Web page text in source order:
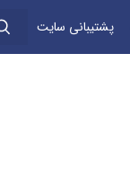
پشتیبانی سایت